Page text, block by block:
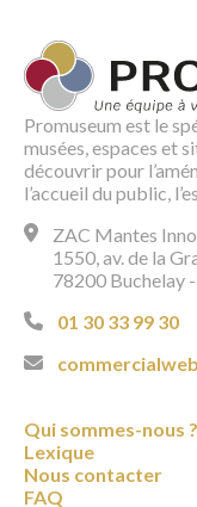
Promuseum est le
musées, espaces et
découvrir pour
l’accueil du public,
ZAC Mantes
1550, av. de la
78200 Buchelay
01 30 33 99 30
Qui sommes-nous ?
Lexique
Nous contacter
FAQ